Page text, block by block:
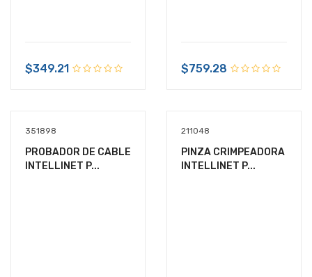
$349.21 $759.28
351898
PROBADOR DE CABLE
INTELLINET P...
211048
PINZA CRIMPEADORA
INTELLINET P...